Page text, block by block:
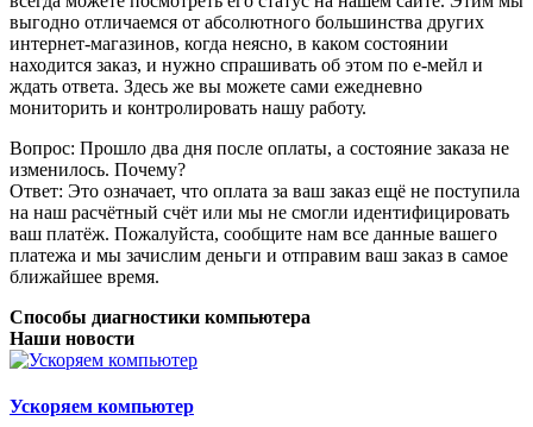
выгодно отличаемся от абсолютного большинства других
интернет-магазинов, когда неясно, в каком состоянии
находится заказ, и нужно спрашивать об этом по е-мейл и
ждать ответа. Здесь же вы можете сами ежедневно
мониторить и контролировать нашу работу.
Вопрос: Прошло два дня после оплаты, а состояние заказа не
изменилось. Почему?
Ответ: Это означает, что оплата за ваш заказ ещё не поступила
на наш расчётный счёт или мы не смогли идентифицировать
ваш платёж. Пожалуйста, сообщите нам все данные вашего
платежа и мы зачислим деньги и отправим ваш заказ в самое
ближайшее время.
Способы диагностики компьютера
Наши новости
Ускоряем компьютер